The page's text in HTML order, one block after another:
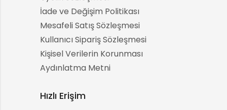
İade ve Değişim Politikası
Mesafeli Satış Sözleşmesi
Kullanıcı Sipariş Sözleşmesi
Kişisel Verilerin Korunması
Aydınlatma Metni
Hızlı Erişim